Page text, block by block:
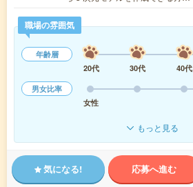
職場の雰囲気
年齢層
20代
30代 40代
男女比率
女性
もっと見る
気になる! 応募へ進む